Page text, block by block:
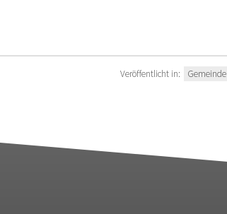
Veröffentlicht in: Gemeinde